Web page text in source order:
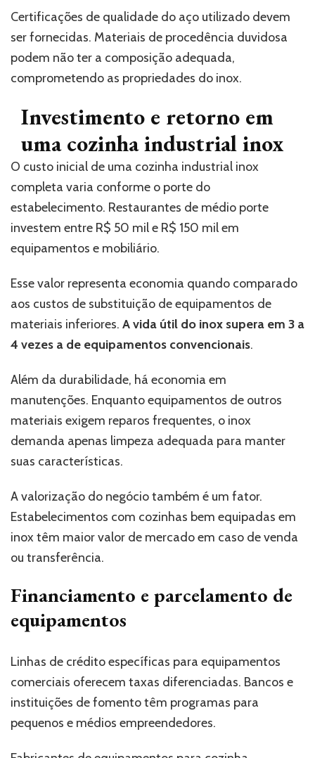
Certificações de qualidade do aço utilizado devem
ser fornecidas. Materiais de procedência duvidosa
podem não ter a composição adequada,
comprometendo as propriedades do inox.
Investimento e retorno em
uma cozinha industrial inox
O custo inicial de uma cozinha industrial inox
completa varia conforme o porte do
estabelecimento. Restaurantes de médio porte
investem entre R$ 50 mil e R$ 150 mil em
equipamentos e mobiliário.
Esse valor representa economia quando comparado
aos custos de substituição de equipamentos de
materiais inferiores. A vida útil do inox supera em 3 a
4 vezes a de equipamentos convencionais.
Além da durabilidade, há economia em
manutenções. Enquanto equipamentos de outros
materiais exigem reparos frequentes, o inox
demanda apenas limpeza adequada para manter
suas características.
A valorização do negócio também é um fator.
Estabelecimentos com cozinhas bem equipadas em
inox têm maior valor de mercado em caso de venda
ou transferência.
Financiamento e parcelamento de
equipamentos
Linhas de crédito específicas para equipamentos
comerciais oferecem taxas diferenciadas. Bancos e
instituições de fomento têm programas para
pequenos e médios empreendedores.